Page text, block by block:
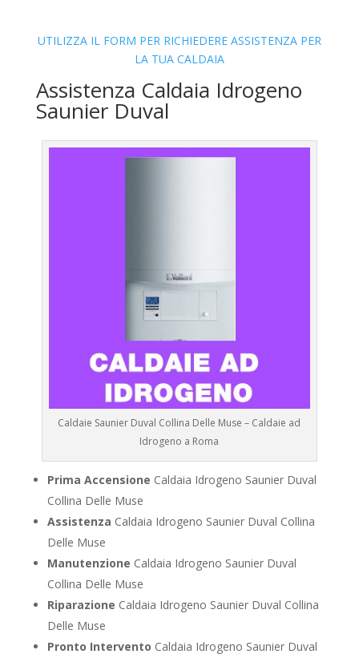
UTILIZZA IL FORM PER RICHIEDERE ASSISTENZA PER
LA TUA CALDAIA
Assistenza Caldaia Idrogeno
Saunier Duval
Caldaie Saunier Duval Collina Delle Muse – Caldaie ad
Idrogeno a Roma
Prima Accensione Caldaia Idrogeno Saunier Duval
Collina Delle Muse
Assistenza Caldaia Idrogeno Saunier Duval Collina
Delle Muse
Manutenzione Caldaia Idrogeno Saunier Duval
Collina Delle Muse
Riparazione Caldaia Idrogeno Saunier Duval Collina
Delle Muse
Pronto Intervento Caldaia Idrogeno Saunier Duval